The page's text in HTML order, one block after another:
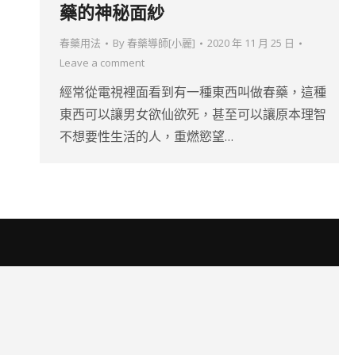
藥的神秘面紗
春藥用法 By春藥導師[小麗]
2020 年 11 月 25 日
Leave a comment
經常從電視裡面看到有一種東西叫做春藥，這種
東西可以讓男女欲仙欲死，甚至可以讓原本理智
不想要性生活的人，重燃慾望…